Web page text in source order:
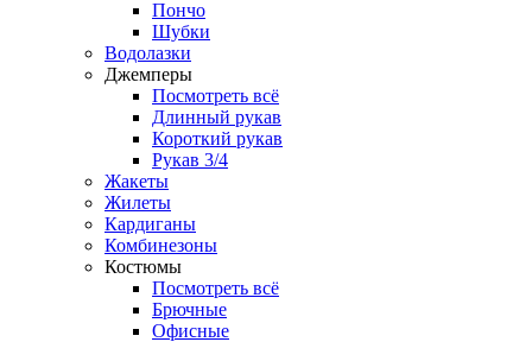
Пончо
Шубки
Водолазки
Джемперы
Посмотреть всё
Длинный рукав
Короткий рукав
Рукав 3/4
Жакеты
Жилеты
Кардиганы
Комбинезоны
Костюмы
Посмотреть всё
Брючные
Офисные